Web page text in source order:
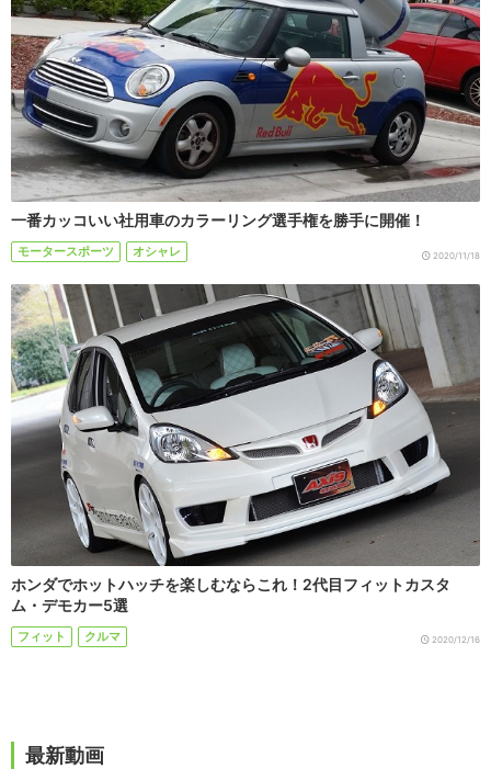
一番カッコいい社用車のカラーリング選手権を勝手に開催！
モータースポーツ オシャレ 2020/11/18
ホンダでホットハッチを楽しむならこれ！2代目フィットカスタ
ム・デモカー5選
フィット クルマ 2020/12/16
最新動画